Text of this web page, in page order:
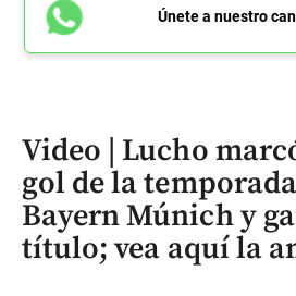
Únete a nuestro
Video | Lucho
gol de la
Bayern Múnich y
título; vea aquí la